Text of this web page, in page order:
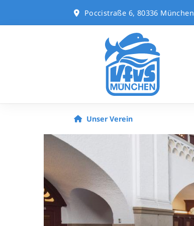
Poccistraße 6, 80336 München
Unser Verein